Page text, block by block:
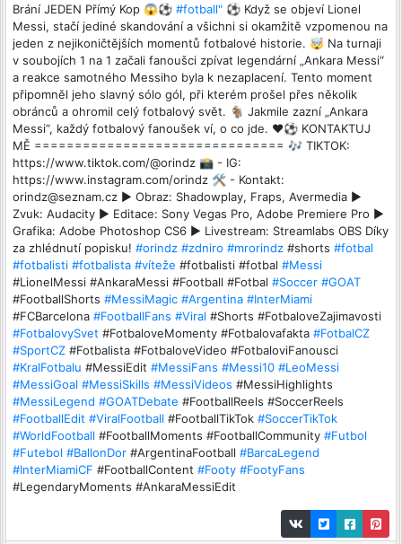
Brání JEDEN Přímý Kop 😱⚽️ #fotball" ⚽ Když se objeví Lionel
Messi, stačí jediné skandování a všichni si okamžitě vzpomenou na
jeden z nejikoničtějších momentů fotbalové historie. 🤯 Na turnaji
v soubojích 1 na 1 začali fanoušci zpívat legendární „Ankara Messi“
a reakce samotného Messiho byla k nezaplacení. Tento moment
připomněl jeho slavný sólo gól, při kterém prošel přes několik
obránců a ohromil celý fotbalový svět. 🐐 Jakmile zazní „Ankara
Messi“, každý fotbalový fanoušek ví, o co jde. ❤️⚽ KONTAKTUJ
MĚ =============================== 🎶 TIKTOK:
https://www.tiktok.com/@orindz 📸 - IG:
https://www.instagram.com/orindz 🛠️ - Kontakt:
orindz@seznam.cz ► Obraz: Shadowplay, Fraps, Avermedia ►
Zvuk: Audacity ► Editace: Sony Vegas Pro, Adobe Premiere Pro ►
Grafika: Adobe Photoshop CS6 ► Livestream: Streamlabs OBS Díky
za zhlédnutí popisku! #orindz #zdniro #mrorindz #shorts #fotbal
#fotbalisti #fotbalista #víteže #fotbalisti #fotbal #Messi
#LionelMessi #AnkaraMessi #Football #Fotbal #Soccer #GOAT
#FootballShorts #MessiMagic #Argentina #InterMiami
#FCBarcelona #FootballFans #Viral #Shorts #FotbaloveZajimavosti
#FotbalovySvet #FotbaloveMomenty #Fotbalovafakta #FotbalCZ
#SportCZ #Fotbalista #FotbaloveVideo #FotbaloviFanousci
#KralFotbalu #MessiEdit #MessiFans #Messi10 #LeoMessi
#MessiGoal #MessiSkills #MessiVideos #MessiHighlights
#MessiLegend #GOATDebate #FootballReels #SoccerReels
#FootballEdit #ViralFootball #FootballTikTok #SoccerTikTok
#WorldFootball #FootballMoments #FootballCommunity #Futbol
#Futebol #BallonDor #ArgentinaFootball #BarcaLegend
#InterMiamiCF #FootballContent #Footy #FootyFans
#LegendaryMoments #AnkaraMessiEdit